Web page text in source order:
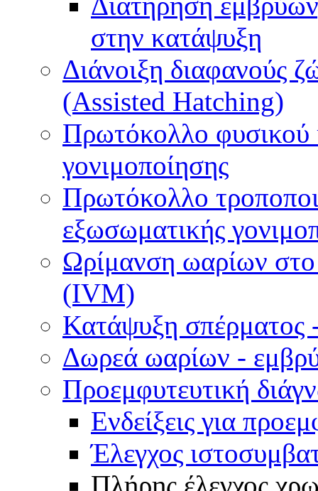
στην κατάψυξη
Διάνοιξη διαφανούς
(Assisted Hatching)
Πρωτόκολλο φυσικού
γονιμοποίησης
Πρωτόκολλο
εξωσωματικής
Ωρίμανση ωαρίων
(IVM)
Κατάψυξη σπέρματος
Δωρεά ωαρίων -
Προεμφυτευτική
Ενδείξεις για
Έλεγχος
Πλήρης έλεγχος